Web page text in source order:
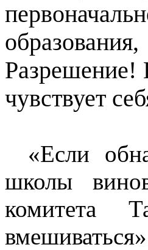
Разрешение!
чувствует
«Если
школы
комитета